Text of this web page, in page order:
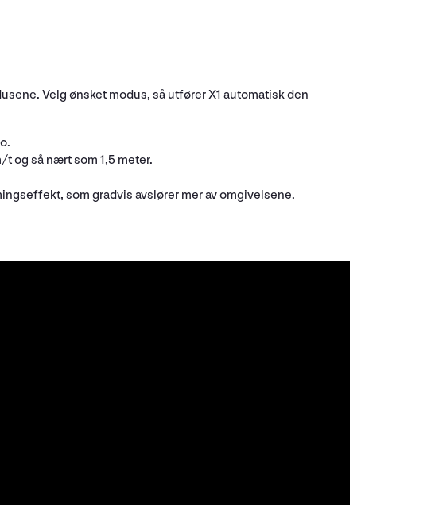
Velg ønsket modus, så utfører X1 automatisk den
og så nært som 1,5 meter.
som gradvis avslører mer av omgivelsene.